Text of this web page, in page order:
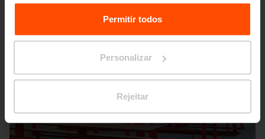
Para mais informações, por favor visitePrinciples
Relating to the Processing Personal Data.
Permitir todos
Personalizar
Rejeitar